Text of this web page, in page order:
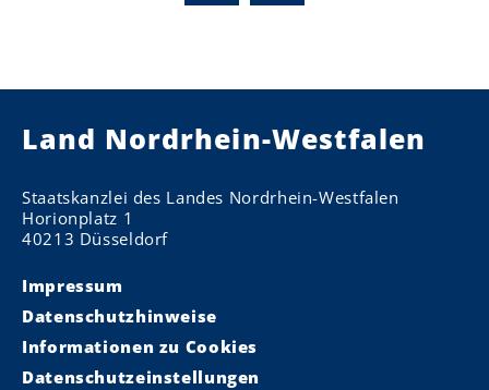
Land Nordrhein-Westfalen
Staatskanzlei des Landes Nordrhein-Westfalen
Horionplatz 1
40213 Düsseldorf
Impressum
Datenschutzhinweise
Informationen zu Cookies
Datenschutzeinstellungen